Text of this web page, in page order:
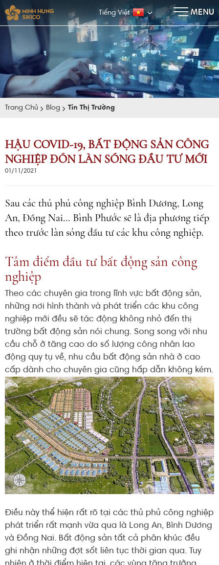
Tiếng Việt MENU
×
E-BROCHURE
Trang Chủ Blog Tin Thị Trường
HẬU COVID-19, BẤT ĐỘNG SẢN CÔNG
NGHIỆP ĐÓN LÀN SÓNG ĐẦU TƯ MỚI
01/11/2021
Sau các thủ phủ công nghiệp Bình Dương, Long
An, Đồng Nai… Bình Phước sẽ là địa phương tiếp
theo trước làn sóng đầu tư các khu công nghiệp.
Tâm điểm đầu tư bất động sản công
nghiệp
Theo các chuyên gia trong lĩnh vực bất động sản,
những nơi hình thành và phát triển các khu công
nghiệp mới đều sẽ tác động không nhỏ đến thị
trường bất động sản nói chung. Song song với nhu
cầu chỗ ở tăng cao do số lượng công nhân lao
động quy tụ về, nhu cầu bất động sản nhà ở cao
cấp dành cho chuyên gia cũng hấp dẫn không kém.
Điều này thể hiện rất rõ tại các thủ phủ công nghiệp
phát triển rất mạnh vừa qua là Long An, Bình Dương
và Đồng Nai. Bất động sản tất cả phân khúc đều
ghi nhận những đợt sốt liên tục thời gian qua. Tuy